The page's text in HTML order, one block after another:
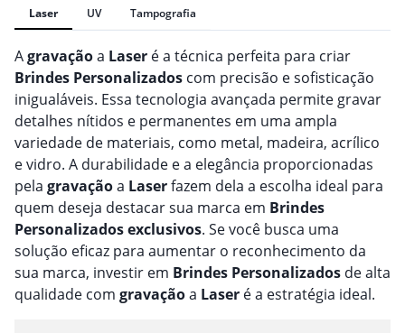
Laser UV Tampografia
Agravaçãoa Laser é a técnica perfeita para criar
Brindes Personalizados com precisão e sofisticação
inigualáveis. Essa tecnologia avançada permite gravar
detalhes nítidos e permanentes em uma ampla
variedade de materiais, como metal, madeira, acrílico
e vidro. A durabilidade e a elegância proporcionadas
pela gravaçãoa Laserfazem dela a escolha ideal para
quem deseja destacar sua marca em Brindes
Personalizadosexclusivos. Se você busca uma
solução eficaz para aumentar o reconhecimento da
sua marca, investir em Brindes Personalizados de alta
qualidade com gravaçãoa Laser é a estratégia ideal.